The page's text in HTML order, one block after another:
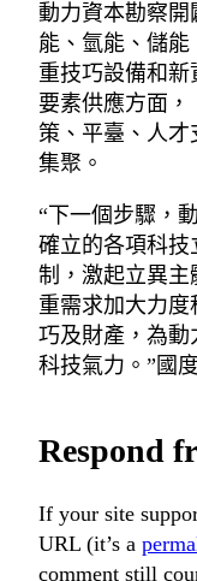
動力資本勘察
能、氫能、儲能
重技巧設備和
要素供應方面
策、平臺、人
集聚。
“下一個步驟，
確立的各項科
制，激起立異主
重需求加大力
巧及財產，為動
科技氣力。”國
Respond
If your site
URL (it’s a
comment still